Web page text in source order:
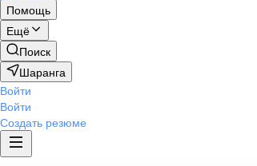
Помощь
Ещё
Поиск
Шаранга
Войти
Войти
Создать резюме